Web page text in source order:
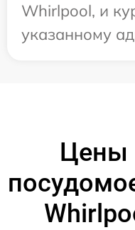
Whirlpool, и
указанному
Цены